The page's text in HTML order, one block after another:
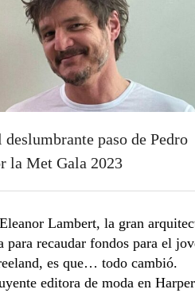
paso de Pedro
la Met Gala 2023
Lambert, la gran
para recaudar fondos para el
es que… todo cambió.
editora de moda en